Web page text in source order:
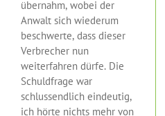
übernahm, wobei der
Anwalt sich wiederum
beschwerte, dass dieser
Verbrecher nun
weiterfahren dürfe. Die
Schuldfrage war
schlussendlich eindeutig,
ich hörte nichts mehr von